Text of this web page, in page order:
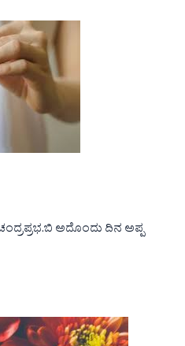
ಚಂದ್ರಪ್ರಭ.ಬಿ ಅದೊಂದು ದಿನ ಅಪ್ಪ